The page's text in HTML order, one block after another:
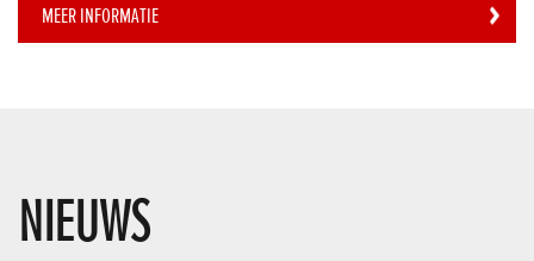
MEER INFORMATIE
NIEUWS